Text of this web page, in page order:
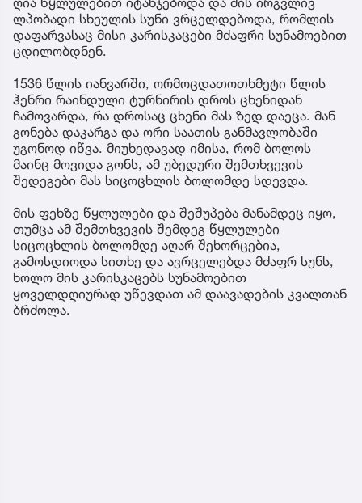
ლპობადი სხეულის სუნი ვრცელდებოდა, რომლის
დაფარვასაც მისი კარისკაცები მძაფრი სუნამოებით
ცდილობდნენ.
1536 წლის იანვარში, ორმოცდათოთხმეტი წლის
ჰენრი რაინდული ტურნირის დროს ცხენიდან
ჩამოვარდა, რა დროსაც ცხენი მას ზედ დაეცა. მან
გონება დაკარგა და ორი საათის განმავლობაში
უგონოდ იწვა. მიუხედავად იმისა, რომ ბოლოს
მაინც მოვიდა გონს, ამ უბედური შემთხვევის
შედეგები მას სიცოცხლის ბოლომდე სდევდა.
მის ფეხზე წყლულები და შეშუპება მანამდეც იყო,
თუმცა ამ შემთხვევის შემდეგ წყლულები
სიცოცხლის ბოლომდე აღარ შეხორცებია,
გამოსდიოდა სითხე და ავრცელებდა მძაფრ სუნს,
ხოლო მის კარისკაცებს სუნამოებით
ყოველდღიურად უწევდათ ამ დაავადების კვალთან
ბრძოლა.